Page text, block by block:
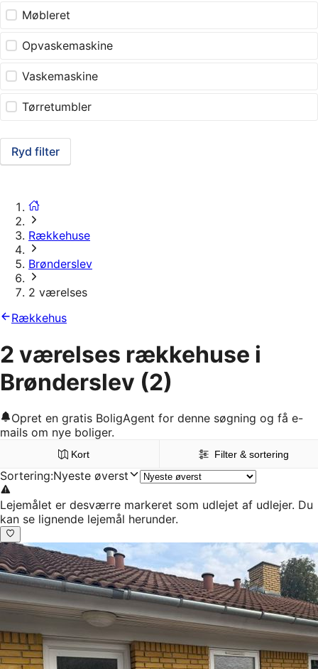
Møbleret
Opvaskemaskine
Vaskemaskine
Tørretumbler
Ryd filter
Rækkehuse
Brønderslev
2 værelses
Rækkehus
2 værelses rækkehuse i
Brønderslev (2)
Opret en gratis BoligAgent for denne søgning og få e-
mails om nye boliger.
Kort Filter & sortering
Sortering:Nyeste øverst
Lejemålet er desværre markeret som udlejet af udlejer. Du
kan se lignende lejemål herunder.